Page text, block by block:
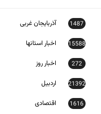
15588 اخبار استانها
272 اخبار روز
21392 اردبیل
1616 اقتصادی
809 ایلام